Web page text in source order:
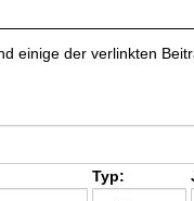
einige der verlinkten
Typ: